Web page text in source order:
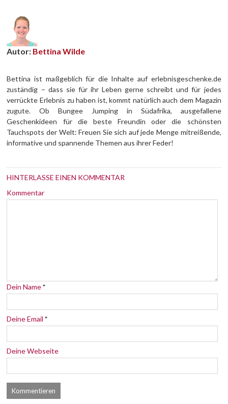
Autor: Bettina Wilde
Bettina ist maßgeblich für die Inhalte auf erlebnisgeschenke.de
zuständig – dass sie für ihr Leben gerne schreibt und für jedes
verrückte Erlebnis zu haben ist, kommt natürlich auch dem Magazin
zugute. Ob Bungee Jumping in Südafrika, ausgefallene
Geschenkideen für die beste Freundin oder die schönsten
Tauchspots der Welt: Freuen Sie sich auf jede Menge mitreißende,
informative und spannende Themen aus ihrer Feder!
HINTERLASSE EINEN KOMMENTAR
Kommentar
Dein Name *
Deine Email *
Deine Webseite